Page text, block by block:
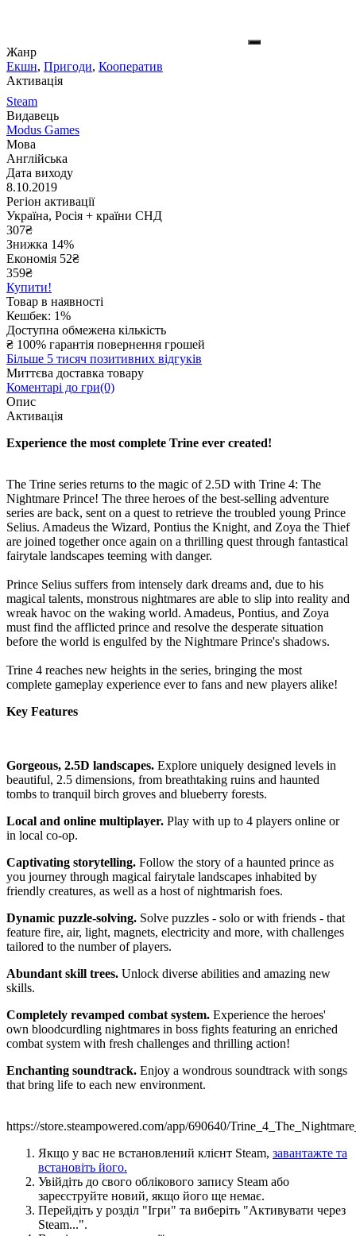
Жанр
Екшн, Пригоди, Кооператив
Активація
Steam
Видавець
Modus Games
Мова
Англійська
Дата виходу
8.10.2019
Регіон активації
Україна, Росія + країни СНД
307₴
Знижка 14%
Економія 52₴
359₴
Купити!
Товар в наявності
Кешбек: 1%
Доступна обмежена кількість
₴ 100% гарантія повернення грошей
Більше 5 тисяч позитивних відгуків
Миттєва доставка товару
Коментарі до гри(0)
Опис
Активація
Experience the most complete Trine ever created!
The Trine series returns to the magic of 2.5D with Trine 4: The
Nightmare Prince! The three heroes of the best-selling adventure
series are back, sent on a quest to retrieve the troubled young Prince
Selius. Amadeus the Wizard, Pontius the Knight, and Zoya the Thief
are joined together once again on a thrilling quest through fantastical
fairytale landscapes teeming with danger.
Prince Selius suffers from intensely dark dreams and, due to his
magical talents, monstrous nightmares are able to slip into reality and
wreak havoc on the waking world. Amadeus, Pontius, and Zoya
must find the afflicted prince and resolve the desperate situation
before the world is engulfed by the Nightmare Prince's shadows.
Trine 4 reaches new heights in the series, bringing the most
complete gameplay experience ever to fans and new players alike!
Key Features
Gorgeous, 2.5D landscapes. Explore uniquely designed levels in
beautiful, 2.5 dimensions, from breathtaking ruins and haunted
tombs to tranquil birch groves and blueberry forests.
Local and online multiplayer. Play with up to 4 players online or
in local co-op.
Captivating storytelling. Follow the story of a haunted prince as
you journey through magical fairytale landscapes inhabited by
friendly creatures, as well as a host of nightmarish foes.
Dynamic puzzle-solving. Solve puzzles - solo or with friends - that
feature fire, air, light, magnets, electricity and more, with challenges
tailored to the number of players.
Abundant skill trees. Unlock diverse abilities and amazing new
skills.
Completely revamped combat system. Experience the heroes'
own bloodcurdling nightmares in boss fights featuring an enriched
combat system with fresh challenges and thrilling action!
Enchanting soundtrack. Enjoy a wondrous soundtrack with songs
that bring life to each new environment.
https://store.steampowered.com/app/690640/
Якщо у вас не встановлений клієнт Steam, завантажте та
встановіть його.
Увійдіть до свого облікового запису Steam або
зареєструйте новий, якщо його ще немає.
Перейдіть у розділ "Ігри" та виберіть "Активувати через
Steam...".